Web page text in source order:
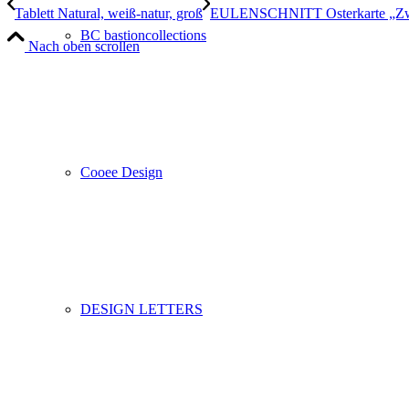
BC bastioncollections
Cooee Design
DESIGN LETTERS
Tablett Natural, weiß-natur, groß EULENSCHNITT Osterkarte
Nach oben scrollen